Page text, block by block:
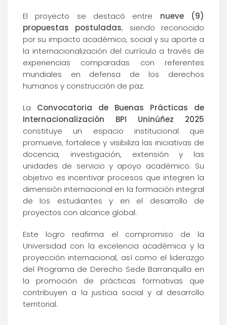
El proyecto se destacó entre nueve (9)
propuestas postuladas, siendo reconocido
por su impacto académico, social y su aporte a
la internacionalización del currículo a través de
experiencias comparadas con referentes
mundiales en defensa de los derechos
humanos y construcción de paz.
La Convocatoria de Buenas Prácticas de
Internacionalización BPI Uninúñez 2025
constituye un espacio institucional que
promueve, fortalece y visibiliza las iniciativas de
docencia, investigación, extensión y las
unidades de servicio y apoyo académico. Su
objetivo es incentivar procesos que integren la
dimensión internacional en la formación integral
de los estudiantes y en el desarrollo de
proyectos con alcance global.
Este logro reafirma el compromiso de la
Universidad con la excelencia académica y la
proyección internacional, así como el liderazgo
del Programa de Derecho Sede Barranquilla en
la promoción de prácticas formativas que
contribuyen a la justicia social y al desarrollo
territorial.